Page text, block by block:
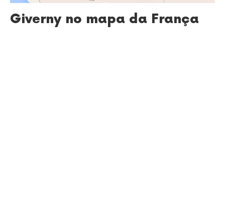
Giverny no mapa da França